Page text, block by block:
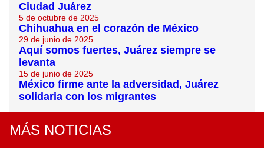
Ciudad Juárez
5 de octubre de 2025
Chihuahua en el corazón de México
29 de junio de 2025
Aquí somos fuertes, Juárez siempre se
levanta
15 de junio de 2025
México firme ante la adversidad, Juárez
solidaria con los migrantes
MÁS NOTICIAS